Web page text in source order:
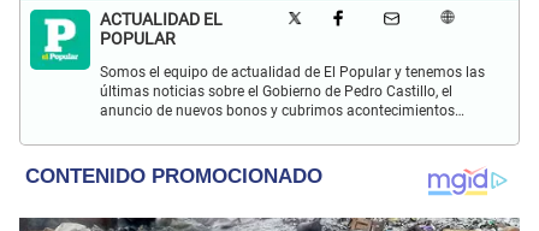
ACTUALIDAD EL
POPULAR
Somos el equipo de actualidad de El Popular y tenemos las
últimas noticias sobre el Gobierno de Pedro Castillo, el
anuncio de nuevos bonos y cubrimos acontecimientos